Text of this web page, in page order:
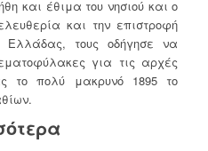
και έθιμα του νησιού και ο
και την επιστροφή
τους οδήγησε να
για τις αρχές
το πολύ μακρυνό 1895 το